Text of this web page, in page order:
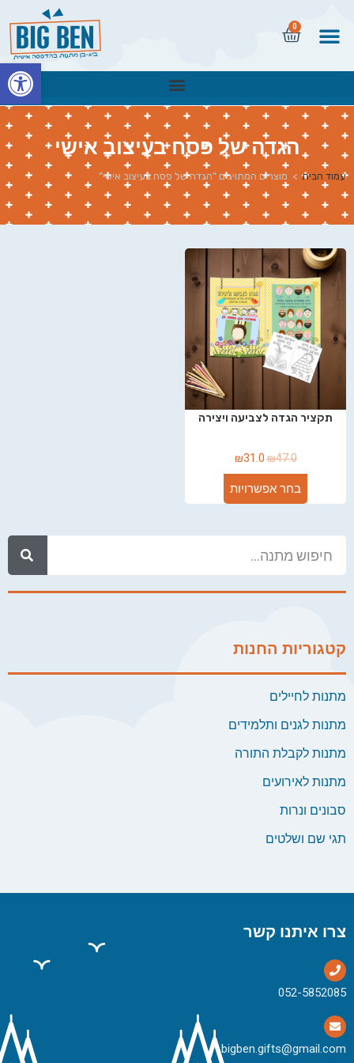
0
הגדה של פסח בעיצוב אישי
עמוד הבית > מוצרים המתויגים “הגדה של פסח בעיצוב אישי”
קטגוריות החנות
מתנות לחיילים
מתנות לגנים ותלמידים
מתנות לקבלת התורה
מתנות לאירועים
סבונים ונרות
תגי שם ושלטים
תקציר הגדה לצביעה ויצירה
₪47.0
₪31.0
בחר אפשרויות
צרו איתנו קשר
bigben.gifts@gmail.com